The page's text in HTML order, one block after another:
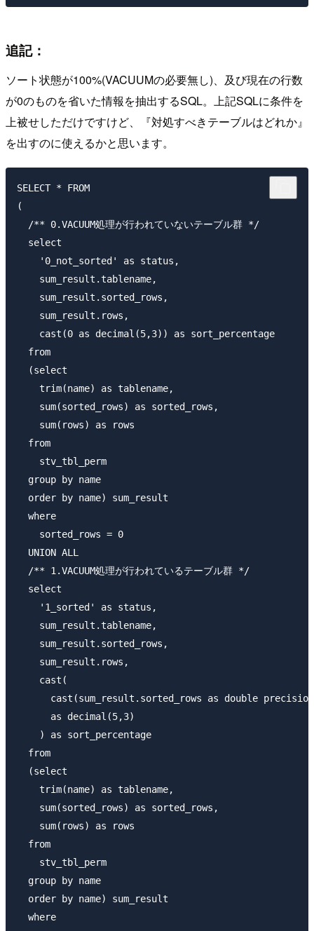
追記：
ソート状態が100%(VACUUMの必要無し)、及び現在の行数
が0のものを省いた情報を抽出するSQL。上記SQLに条件を
上被せしただけですけど、『対処すべきテーブルはどれか』
を出すのに使えるかと思います。
SELECT * FROM
(
  /** 0.VACUUM処理が行われていないテーブル群 */
  select
    '0_not_sorted' as status,
    sum_result.tablename,
    sum_result.sorted_rows,
    sum_result.rows,
    cast(0 as decimal(5,3)) as sort_percentage
  from
  (select
    trim(name) as tablename,
    sum(sorted_rows) as sorted_rows,
    sum(rows) as rows
  from
    stv_tbl_perm
  group by name
  order by name) sum_result
  where
    sorted_rows = 0
  UNION ALL
  /** 1.VACUUM処理が行われているテーブル群 */
  select
    '1_sorted' as status,
    sum_result.tablename,
    sum_result.sorted_rows,
    sum_result.rows,
    cast(
cast(sum_result.sorted_rows as double
      as decimal(5,3)
    ) as sort_percentage
  from
  (select
    trim(name) as tablename,
    sum(sorted_rows) as sorted_rows,
    sum(rows) as rows
  from
    stv_tbl_perm
  group by name
  order by name) sum_result
  where